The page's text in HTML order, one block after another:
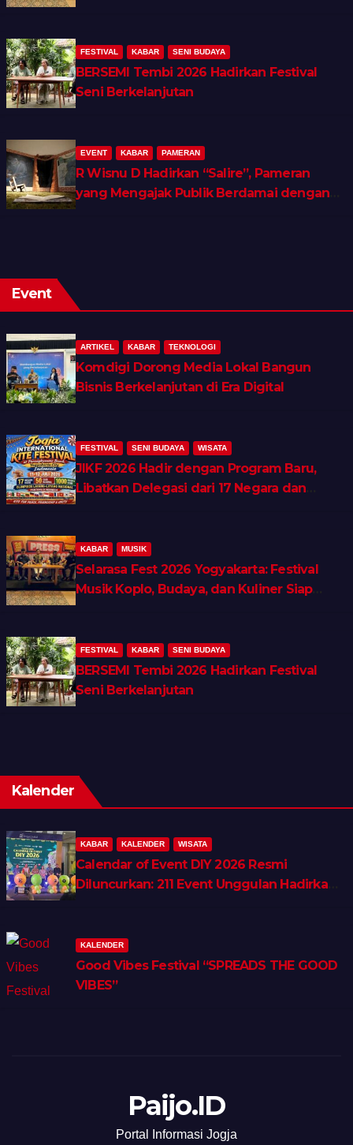
FESTIVAL KABAR SENI BUDAYA
BERSEMI Tembi 2026 Hadirkan Festival
Seni Berkelanjutan
EVENT KABAR PAMERAN
R Wisnu D Hadirkan “Salire”, Pameran
yang Mengajak Publik Berdamai dengan
Event
ARTIKEL KABAR TEKNOLOGI
Komdigi Dorong Media Lokal Bangun
Bisnis Berkelanjutan di Era Digital
FESTIVAL SENI BUDAYA WISATA
JIKF 2026 Hadir dengan Program Baru,
Libatkan Delegasi dari 17 Negara dan
KABAR MUSIK
Selarasa Fest 2026 Yogyakarta: Festival
Musik Koplo, Budaya, dan Kuliner Siap
FESTIVAL KABAR SENI BUDAYA
BERSEMI Tembi 2026 Hadirkan Festival
Seni Berkelanjutan
Kalender
KABAR KALENDER WISATA
Calendar of Event DIY 2026 Resmi
Diluncurkan: 211 Event Unggulan Hadirkan
KALENDER
Good Vibes Festival “SPREADS THE GOOD
VIBES”
Paijo.ID
Portal Informasi Jogja